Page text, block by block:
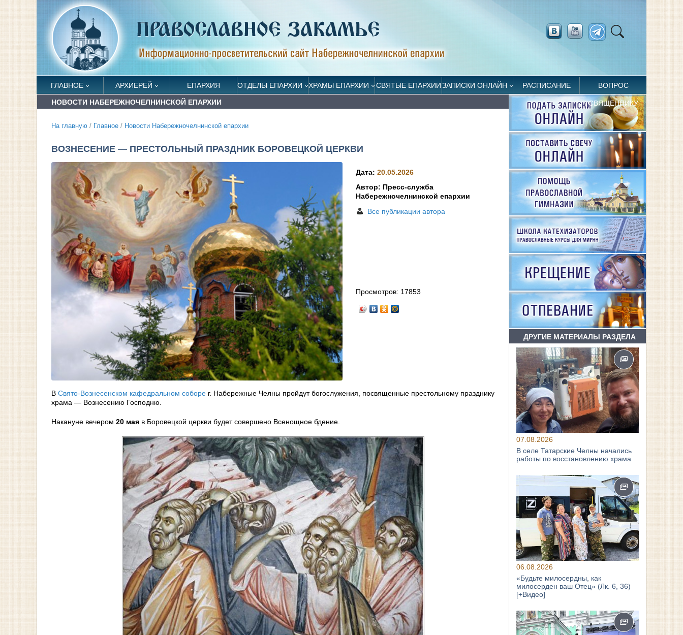
ГЛАВНОЕ АРХИЕРЕЙ ЕПАРХИЯ ОТДЕЛЫ ЕПАРХИИ ХРАМЫ ЕПАРХИИ СВЯТЫЕ ЕПАРХИИЗАПИСКИ ОНЛАЙН РАСПИСАНИЕ ВОПРОС
СВЯЩЕННИКУ
НОВОСТИ НАБЕРЕЖНОЧЕЛНИНСКОЙ ЕПАРХИИ
На главную / Главное / Новости Набережночелнинской епархии
ВОЗНЕСЕНИЕ — ПРЕСТОЛЬНЫЙ ПРАЗДНИК БОРОВЕЦКОЙ ЦЕРКВИ
Дата:20.05.2026
Автор: Пресс-служба
Набережночелнинской епархии
Все публикации автора
Просмотров: 17853
В Свято-Вознесенском кафедральном соборе г. Набережные Челны пройдут богослужения, посвященные престольному празднику
храма — Вознесению Господню.
Накануне вечером 20 мая в Боровецкой церкви будет совершено Всенощное бдение.
ДРУГИЕ МАТЕРИАЛЫ РАЗДЕЛА
07.08.2026
В селе Татарские Челны начались
работы по восстановлению храма
06.08.2026
«Будьте милосердны, как
милосерден ваш Отец» (Лк. 6, 36)
[+Видео]